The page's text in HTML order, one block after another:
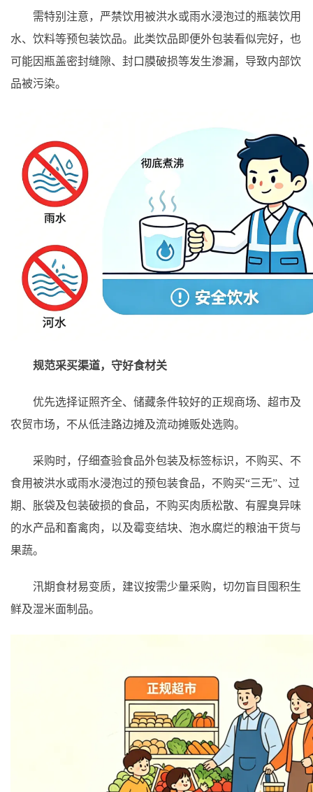
需特别注意，严禁饮用被洪水或雨水浸泡过的瓶装饮用
水、饮料等预包装饮品。此类饮品即便外包装看似完好，也
可能因瓶盖密封缝隙、封口膜破损等发生渗漏，导致内部饮
品被污染。
规范采买渠道，守好食材关
优先选择证照齐全、储藏条件较好的正规商场、超市及
农贸市场，不从低洼路边摊及流动摊贩处选购。
采购时，仔细查验食品外包装及标签标识，不购买、不
食用被洪水或雨水浸泡过的预包装食品，不购买“三无”、过
期、胀袋及包装破损的食品，不购买肉质松散、有腥臭异味
的水产品和畜禽肉，以及霉变结块、泡水腐烂的粮油干货与
果蔬。
汛期食材易变质，建议按需少量采购，切勿盲目囤积生
鲜及湿米面制品。